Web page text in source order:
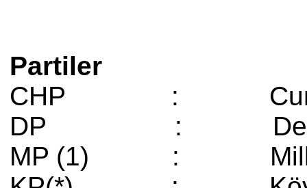
Partiler
CHP :
DP :
MP (1) :